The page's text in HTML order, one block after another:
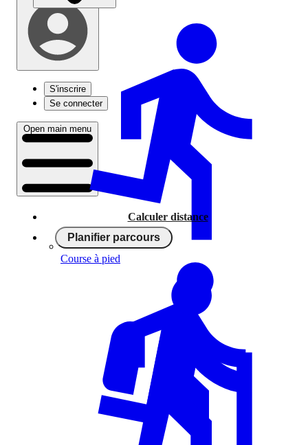
S'inscrire
Se connecter
Open main menu
Calculer distance
Planifier parcours
Course à pied